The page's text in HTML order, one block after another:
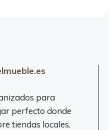
para
perfecto donde
tiendas locales,